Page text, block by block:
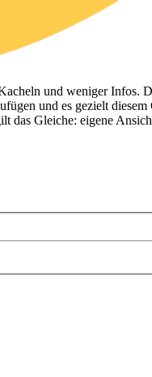
und weniger Infos.
und es gezielt
das Gleiche: eigene